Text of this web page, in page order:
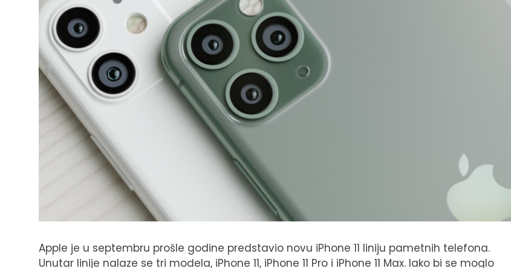
Apple je u septembru prošle godine predstavio novu iPhone 11 liniju pametnih telefona.
Unutar linije nalaze se tri modela, iPhone 11, iPhone 11 Pro i iPhone 11 Max. Iako bi se moglo